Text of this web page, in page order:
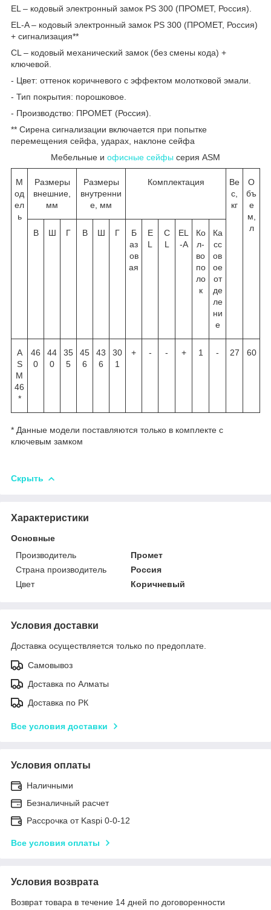
EL – кодовый электронный замок PS 300 (ПРОМЕТ, Россия).
EL-A – кодовый электронный замок PS 300 (ПРОМЕТ, Россия)
+ сигнализация**
CL – кодовый механический замок (без смены кода) +
ключевой.
- Цвет: оттенок коричневого с эффектом молотковой эмали.
- Тип покрытия: порошковое.
- Производство: ПРОМЕТ (Россия).
** Сирена сигнализации включается при попытке
перемещения сейфа, ударах, наклоне сейфа
Мебельные и офисные сейфы серия ASM
М
од
ел
ь
Размеры
внешние,
мм
Размеры
внутренни
е, мм
Комплектация
Ве
с,
кг
О
бъ
е
м,
л
В Ш Г В Ш Г
Б
аз
ов
ая
E
L
C
L
EL
-A
Ко
л-
во
по
ло
к
Ка
сс
ов
ое
от
де
ле
ни
е
A
S
M
46
*
46
0
44
0
35
5
45
6
43
6
30
1
+ - - + 1 - 27 60
* Данные модели поставляются только в комплекте с
ключевым замком
Скрыть
Характеристики
Основные
Производитель
Промет
Страна производитель
Россия
Цвет
Коричневый
Условия доставки
Доставка осуществляется только по предоплате.
Самовывоз
Доставка по Алматы
Доставка по РК
Все условия доставки
Условия оплаты
Наличными
Безналичный расчет
Рассрочка от Kaspi 0-0-12
Все условия оплаты
Условия возврата
Возврат товара в течение 14 дней по договоренности